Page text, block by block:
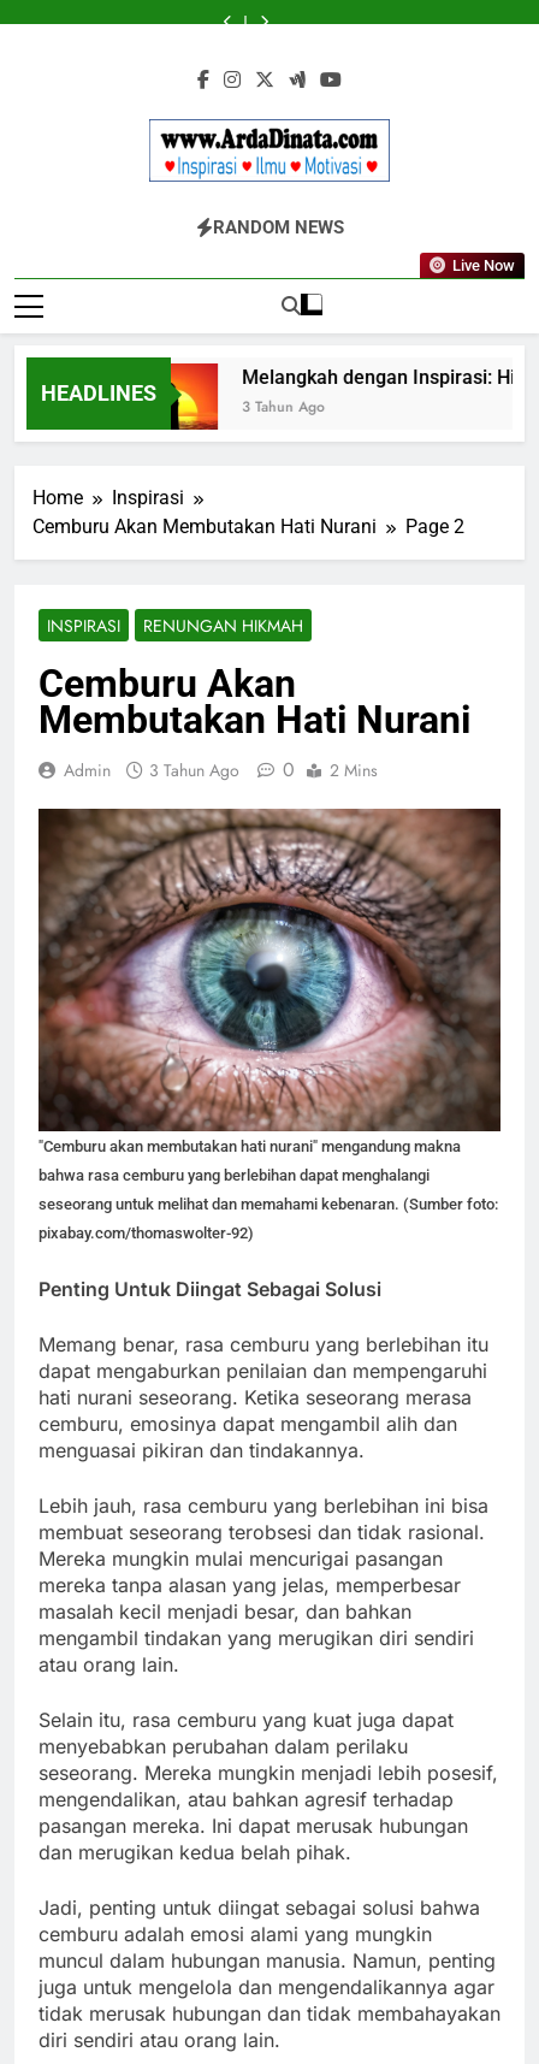
Cermin
Ungkapan
Wajib
untuk
Komunikasi
Kekinian
di
English
LABKESMAS
BERDAYA
Panggung
Cermin
Ungkapan
Wajib
untuk
Komunikasi
Kekinian
di
English
LABKESMAS
BERDAYA
Inspirasi, Ilmu, Dan Motivasi
RANDOM NEWS
Live Now
HEADLINES
Melangkah dengan Inspirasi: Hidup
3 Tahun Ago
Home
Inspirasi
Cemburu Akan Membutakan Hati Nurani
Page 2
INSPIRASI RENUNGAN HIKMAH
Cemburu Akan
Membutakan Hati Nurani
Admin 3 Tahun Ago 0 2 Mins
"Cemburu akan membutakan hati nurani" mengandung makna
bahwa rasa cemburu yang berlebihan dapat menghalangi
seseorang untuk melihat dan memahami kebenaran. (Sumber foto:
pixabay.com/thomaswolter-92)
Penting Untuk Diingat Sebagai Solusi
Memang benar, rasa cemburu yang berlebihan itu
dapat mengaburkan penilaian dan mempengaruhi
hati nurani seseorang. Ketika seseorang merasa
cemburu, emosinya dapat mengambil alih dan
menguasai pikiran dan tindakannya.
Lebih jauh, rasa cemburu yang berlebihan ini bisa
membuat seseorang terobsesi dan tidak rasional.
Mereka mungkin mulai mencurigai pasangan
mereka tanpa alasan yang jelas, memperbesar
masalah kecil menjadi besar, dan bahkan
mengambil tindakan yang merugikan diri sendiri
atau orang lain.
Selain itu, rasa cemburu yang kuat juga dapat
menyebabkan perubahan dalam perilaku
seseorang. Mereka mungkin menjadi lebih posesif,
mengendalikan, atau bahkan agresif terhadap
pasangan mereka. Ini dapat merusak hubungan
dan merugikan kedua belah pihak.
Jadi, penting untuk diingat sebagai solusi bahwa
cemburu adalah emosi alami yang mungkin
muncul dalam hubungan manusia. Namun, penting
juga untuk mengelola dan mengendalikannya agar
tidak merusak hubungan dan tidak membahayakan
diri sendiri atau orang lain.